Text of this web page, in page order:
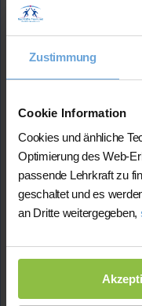
Zustimmung
Cookie Information
Cookies und änhliche
Optimierung des Web-
passende Lehrkraft zu
geschaltet und es
an Dritte weitergegeben,
Deutsch
Deutsch (bis 13. Kl.)
Biologie (bis 13. Kl.)
Preis:
45 Min. / 21 Euro (je
Ich habe bei der
zu helfen, da ich
Abiturdurchschnitt: